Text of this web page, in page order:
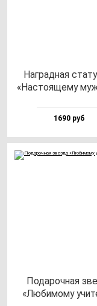
Наг­рад­ная
«Нас­то­яще­му
1690 руб
Пода­роч­ная
«Люби­мо­му